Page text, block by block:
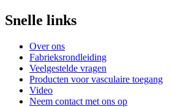
Snelle links
Over ons
Fabrieksrondleiding
Veelgestelde vragen
Producten voor vasculaire toegang
Video
Neem contact met ons op